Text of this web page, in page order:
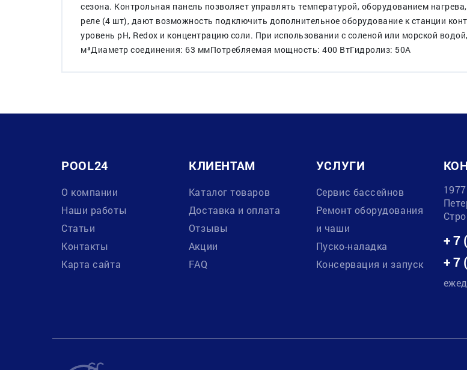
сезона. Контрольная панель позволяет управлять температурой, оборудованием
реле (4 шт), дают возможность подключить дополнительное оборудование к станции
уровень pH, Redox и концентрацию соли. При использовании с соленой или морской
м³Диаметр соединения: 63 ммПотребляемая мощность: 400 ВтГидролиз: 50А
POOL24
О компании
Наши работы
Статьи
Контакты
Карта сайта
КЛИЕНТАМ
Каталог товаров
Доставка и оплата
Отзывы
Акции
FAQ
УСЛУГИ
Сервис бассейнов
Ремонт оборудования
и чаши
Пуско-наладка
Консервация и запуск
+ 7
+ 7